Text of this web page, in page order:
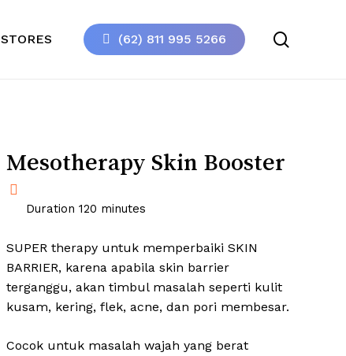
STORES (62) 811 995 5266
Mesotherapy Skin Booster
Duration 120 minutes
SUPER therapy untuk memperbaiki SKIN
BARRIER, karena apabila skin barrier
terganggu, akan timbul masalah seperti kulit
kusam, kering, flek, acne, dan pori membesar.
Cocok untuk masalah wajah yang berat